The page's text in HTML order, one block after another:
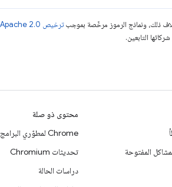
ذلك، ونماذج الرموز مرخّصة بموجبترخيص Apache 2.0‏
المفتوحة
محتوى ذو صلة
Chrome لمطوّري البرامج
تحديثات Chromium
دراسات الحالة